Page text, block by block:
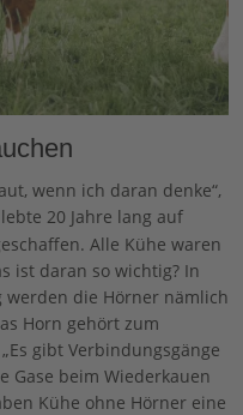
wenn ich daran denke“,
20 Jahre lang auf
Alle Kühe waren
ist daran so wichtig? In
die Hörner nämlich
Horn gehört zum
gibt Verbindungsgänge
Gase beim Wiederkauen
Kühe ohne Hörner eine